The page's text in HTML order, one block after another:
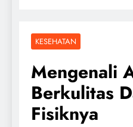
KESEHATAN
Mengenali
Berkulitas
Fisiknya